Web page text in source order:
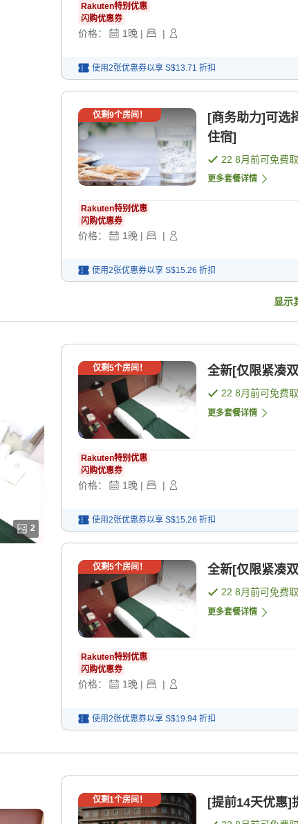
Rakuten特别优惠
闪购优惠券
价格： 1晚 | |
使用2张优惠券以享 S$13.71 折扣
仅剩9个房间！
[商务助力]可选择 含酒精饮料和小吃的方案＜不含餐住宿
住宿]
22 8月前可免费
更多套餐详情
Rakuten特别优惠
闪购优惠券
价格： 1晚 | |
使用2张优惠券以享 S$15.26 折扣
显示
2
仅剩5个房间！ 全新[仅限紧凑
22 8月前可免费
更多套餐详情
Rakuten特别优惠
闪购优惠券
价格： 1晚 | |
使用2张优惠券以享 S$15.26 折扣
仅剩5个房间！ 全新[仅限紧凑
22 8月前可免费
更多套餐详情
Rakuten特别优惠
闪购优惠券
价格： 1晚 | |
使用2张优惠券以享 S$19.94 折扣
仅剩1个房间！ [提前14天优惠]